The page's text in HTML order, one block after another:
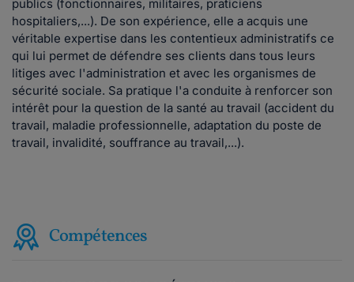
publics (fonctionnaires, militaires, praticiens
hospitaliers,...). De son expérience, elle a acquis une
véritable expertise dans les contentieux administratifs ce
qui lui permet de défendre ses clients dans tous leurs
litiges avec l'administration et avec les organismes de
sécurité sociale. Sa pratique l'a conduite à renforcer son
intérêt pour la question de la santé au travail (accident du
travail, maladie professionnelle, adaptation du poste de
travail, invalidité, souffrance au travail,...).
Compétences